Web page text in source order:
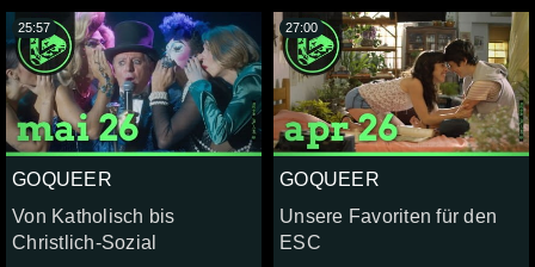
GOQUEER
Von Katholisch bis
Christlich-Sozial
25:57
GOQUEER
Unsere Favoriten für den
ESC
27:00